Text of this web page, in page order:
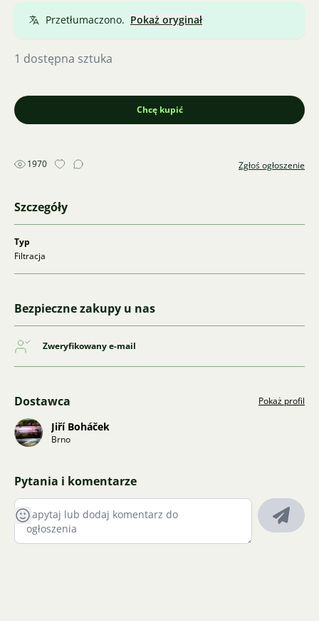
Przetłumaczono. Pokaż oryginał
1 dostępna sztuka
Chcę kupić
1970 Zgłoś ogłoszenie
Szczegóły
Typ
Filtracja
Bezpieczne zakupy u nas
Zweryfikowany e-mail
Dostawca Pokaż profil
Jiří Boháček
Brno
Pytania i komentarze